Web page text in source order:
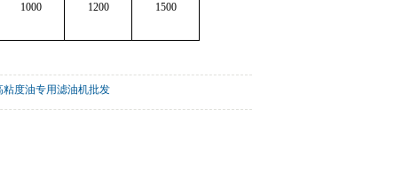
1000 1200 1500
粘度油专用滤油机批发